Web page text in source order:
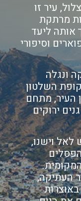
עיר זו
מרתקת
אותה ליעד
וסיפורי
ונגלה
השלטון
העיר, מתחם
ירוקים
וישנו,
העתיקה,